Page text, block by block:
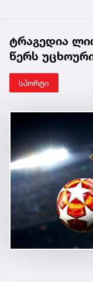
ტრაგედია
წერს
სპორტი